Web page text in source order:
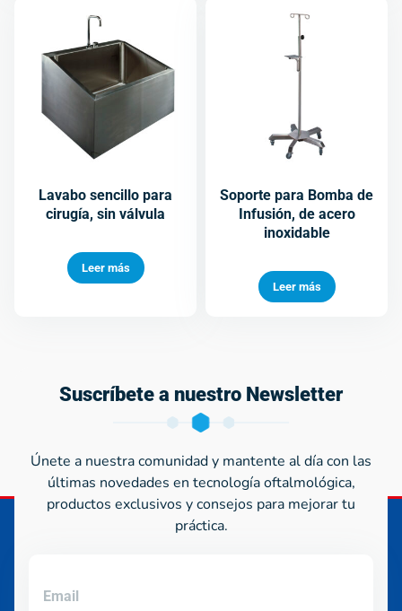
Lavabo sencillo para
cirugía, sin válvula
Leer más
Soporte para Bomba de
Infusión, de acero
inoxidable
Leer más
Suscríbete a nuestro Newsletter
Únete a nuestra comunidad y mantente al día con las
últimas novedades en tecnología oftalmológica,
productos exclusivos y consejos para mejorar tu
práctica.